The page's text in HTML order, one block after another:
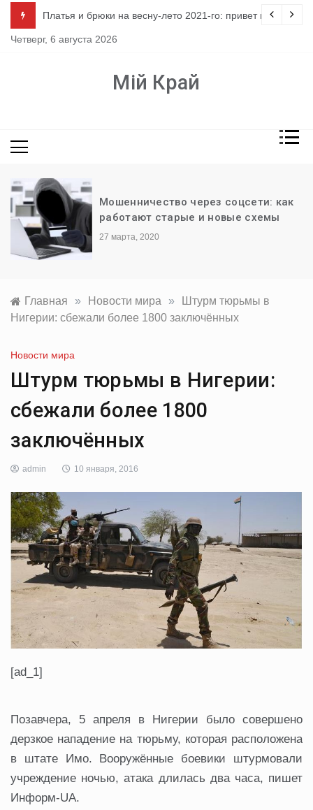
содержимому
Платья и брюки на весну-лето 2021-го: привет из 80-х
Четверг, 6 августа 2026
Мій Край
Мошенничество через соцсети: как
работают старые и новые схемы
27 марта, 2020
Главная » Новости мира »
Штурм тюрьмы в
Нигерии: сбежали более 1800 заключённых
Новости мира
Штурм тюрьмы в Нигерии:
сбежали более 1800
заключённых
admin 10 января, 2016
[ad_1]
Позавчера, 5 апреля в Нигерии было совершено
дерзкое нападение на тюрьму, которая расположена
в штате Имо. Вооружённые боевики штурмовали
учреждение ночью, атака длилась два часа, пишет
Информ-UA.